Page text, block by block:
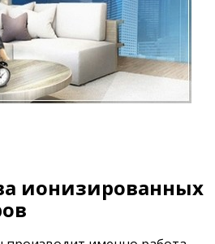
ионизированных